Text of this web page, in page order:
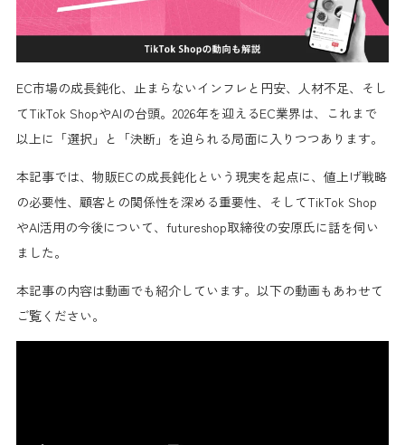
EC市場の成長鈍化、止まらないインフレと円安、人材不足、そし
てTikTok ShopやAIの台頭。2026年を迎えるEC業界は、これまで
以上に「選択」と「決断」を迫られる局面に入りつつあります。
本記事では、物販ECの成長鈍化という現実を起点に、値上げ戦略
の必要性、顧客との関係性を深める重要性、そしてTikTok Shop
やAI活用の今後について、futureshop取締役の安原氏に話を伺い
ました。
本記事の内容は動画でも紹介しています。以下の動画もあわせて
ご覧ください。